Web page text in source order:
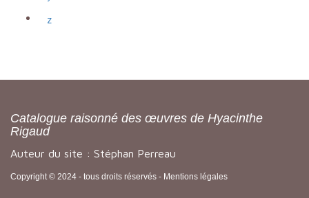
z
Catalogue raisonné des œuvres de Hyacinthe
Rigaud
Auteur du site : Stéphan Perreau
Copyright © 2024 - tous droits réservés - Mentions légales